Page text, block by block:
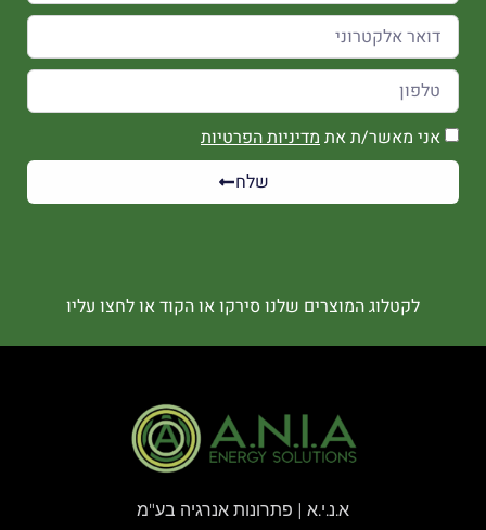
אני מאשר/ת את מדיניות הפרטיות
שלח
לקטלוג המוצרים שלנו סירקו או הקוד או לחצו עליו
א.נ.י.א | פתרונות אנרגיה בע"מ